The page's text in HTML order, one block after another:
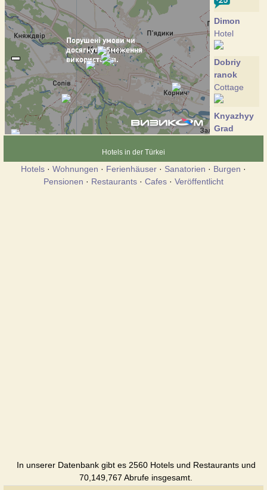
Dimon
Hotel
Dobriy
ranok
Cottage
Knyazhyy
Grad
Kolomiya
Hotel
Hotels in der Türkei
Hotels · Wohnungen · Ferienhäuser · Sanatorien · Burgen ·
Pensionen · Restaurants · Cafes · Veröffentlicht
In unserer Datenbank gibt es 2560 Hotels und Restaurants und
70,149,767 Abrufe insgesamt.